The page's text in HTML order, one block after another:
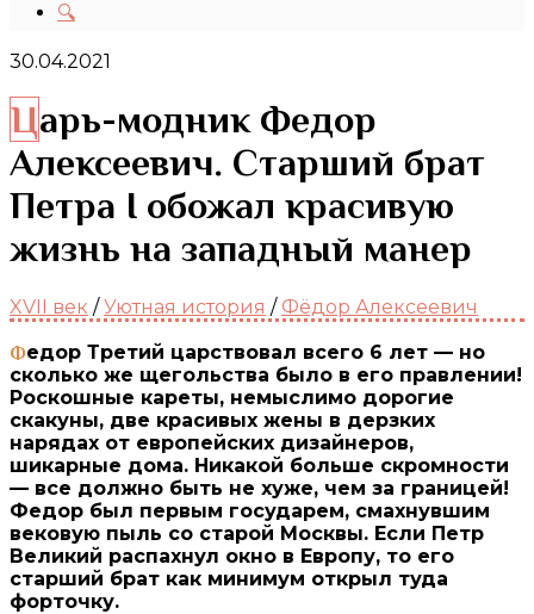
🔍
30.04.2021
Царь-модник Федор
Алексеевич. Старший брат
Петра I обожал красивую
жизнь на западный манер
XVII век /Уютная история / Фёдор Алексеевич
Федор Третий царствовал всего 6 лет — но
сколько же щегольства было в его правлении!
Роскошные кареты, немыслимо дорогие
скакуны, две красивых жены в дерзких
нарядах от европейских дизайнеров,
шикарные дома. Никакой больше скромности
— все должно быть не хуже, чем за границей!
Федор был первым государем, смахнувшим
вековую пыль со старой Москвы. Если Петр
Великий распахнул окно в Европу, то его
старший брат как минимум открыл туда
форточку.